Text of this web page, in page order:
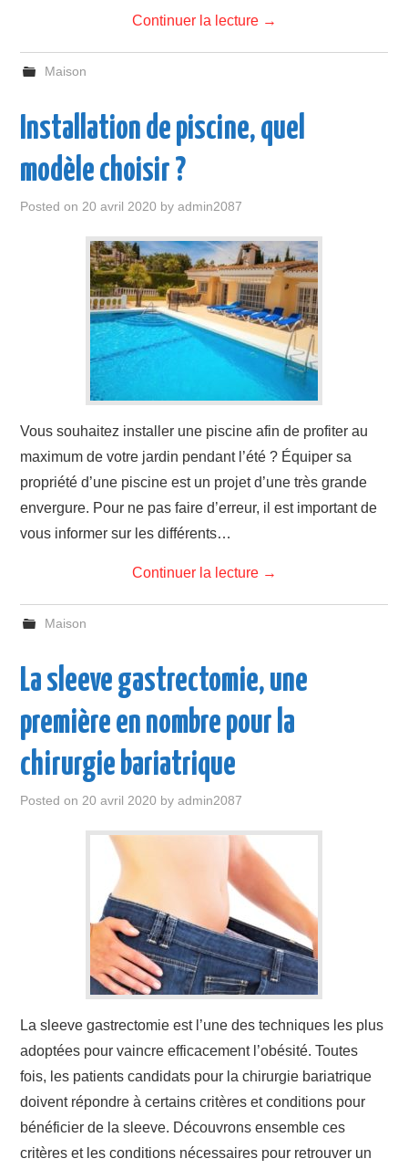
Continuer la lecture →
Maison
Installation de piscine, quel
modèle choisir ?
Posted on 20 avril 2020 byadmin2087
Vous souhaitez installer une piscine afin de profiter au
maximum de votre jardin pendant l’été ? Équiper sa
propriété d’une piscine est un projet d’une très grande
envergure. Pour ne pas faire d’erreur, il est important de
vous informer sur les différents…
Continuer la lecture →
Maison
La sleeve gastrectomie, une
première en nombre pour la
chirurgie bariatrique
Posted on 20 avril 2020 byadmin2087
La sleeve gastrectomie est l’une des techniques les plus
adoptées pour vaincre efficacement l’obésité. Toutes
fois, les patients candidats pour la chirurgie bariatrique
doivent répondre à certains critères et conditions pour
bénéficier de la sleeve. Découvrons ensemble ces
critères et les conditions nécessaires pour retrouver un